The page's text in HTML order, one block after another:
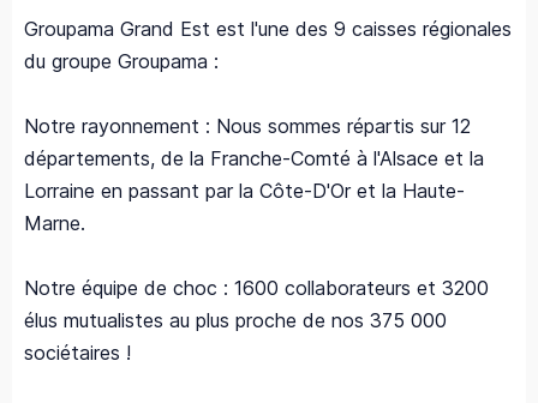
Groupama Grand Est est l'une des 9 caisses régionales
du groupe Groupama :
Notre rayonnement : Nous sommes répartis sur 12
départements, de la Franche-Comté à l'Alsace et la
Lorraine en passant par la Côte-D'Or et la Haute-
Marne.
Notre équipe de choc : 1600 collaborateurs et 3200
élus mutualistes au plus proche de nos 375 000
sociétaires !